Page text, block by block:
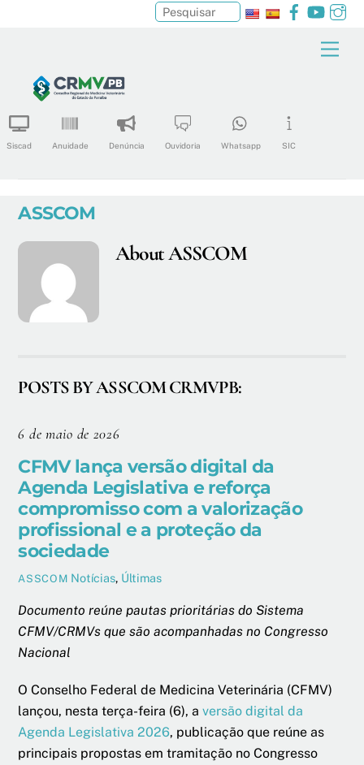
content
Facebook
Siscad Anuidade Denúncia Ouvidoria Whatsapp SIC
Pesquisar
ASSCOM
AboutASSCOM
POSTS BY ASSCOM CRMVPB:
6 de maio de 2026
CFMV lança versão digital da
Agenda Legislativa e reforça
compromisso com a valorização
profissional e a proteção da
sociedade
ASSCOM Notícias, Últimas
Documento reúne pautas prioritárias do Sistema
CFMV/CRMVs que são acompanhadas no Congresso
Nacional
O Conselho Federal de Medicina Veterinária (CFMV)
lançou, nesta terça-feira (6), aversão digital da
Agenda Legislativa 2026, publicação que reúne as
principais propostas em tramitação no Congresso